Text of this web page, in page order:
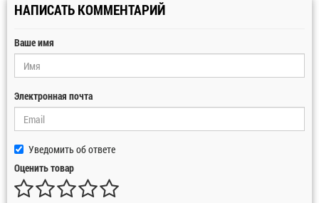
НАПИСАТЬ КОММЕНТАРИЙ
Ваше имя
Электронная почта
Уведомить об ответе
Оценить товар